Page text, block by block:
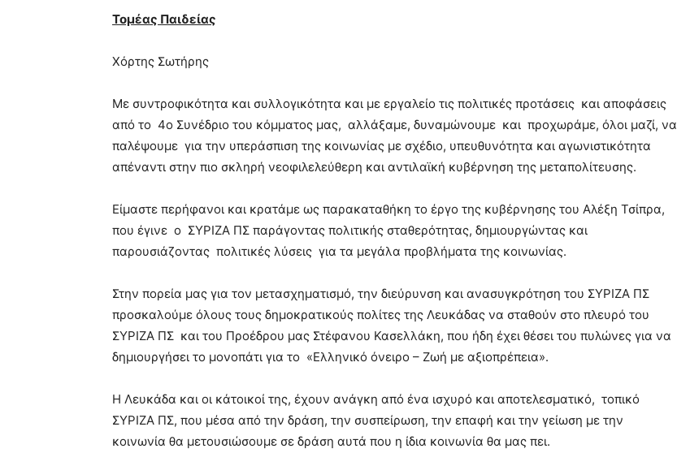
Τομέας Παιδείας
Χόρτης Σωτήρης
Με συντροφικότητα και συλλογικότητα και με εργαλείο τις πολιτικές προτάσεις και αποφάσεις
από το 4ο Συνέδριο του κόμματος μας, αλλάξαμε, δυναμώνουμε και προχωράμε, όλοι μαζί, να
παλέψουμε για την υπεράσπιση της κοινωνίας με σχέδιο, υπευθυνότητα και αγωνιστικότητα
απέναντι στην πιο σκληρή νεοφιλελεύθερη και αντιλαϊκή κυβέρνηση της μεταπολίτευσης.
Είμαστε περήφανοι και κρατάμε ως παρακαταθήκη το έργο της κυβέρνησης του Αλέξη Τσίπρα,
που έγινε ο ΣΥΡΙΖΑ ΠΣ παράγοντας πολιτικής σταθερότητας, δημιουργώντας και
παρουσιάζοντας πολιτικές λύσεις για τα μεγάλα προβλήματα της κοινωνίας.
Στην πορεία μας για τον μετασχηματισμό, την διεύρυνση και ανασυγκρότηση του ΣΥΡΙΖΑ ΠΣ
προσκαλούμε όλους τους δημοκρατικούς πολίτες της Λευκάδας να σταθούν στο πλευρό του
ΣΥΡΙΖΑ ΠΣ και του Προέδρου μας Στέφανου Κασελλάκη, που ήδη έχει θέσει του πυλώνες για να
δημιουργήσει το μονοπάτι για το «Ελληνικό όνειρο – Ζωή με αξιοπρέπεια».
Η Λευκάδα και οι κάτοικοί της, έχουν ανάγκη από ένα ισχυρό και αποτελεσματικό, τοπικό
ΣΥΡΙΖΑ ΠΣ, που μέσα από την δράση, την συσπείρωση, την επαφή και την γείωση με την
κοινωνία θα μετουσιώσουμε σε δράση αυτά που η ίδια κοινωνία θα μας πει.